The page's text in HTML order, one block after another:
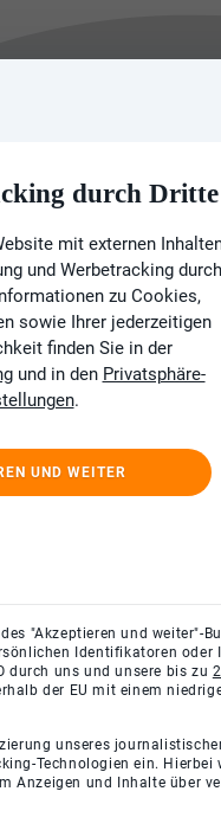
durch Dritte
mit externen
und Werbetracking durch
zu Cookies,
sowie Ihrer jederzeitigen
finden Sie in der
und in den Privatsphäre-
.
UND WEITER
"Akzeptieren und weiter"-
Identifikatoren oder
durch uns und unsere bis zu
der EU mit einem
unseres
Technologien ein.
Anzeigen und Inhalte über